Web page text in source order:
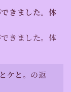
きました。体
きました。体
ケと。 の返